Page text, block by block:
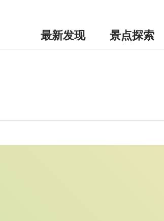
最新发现 景点探索